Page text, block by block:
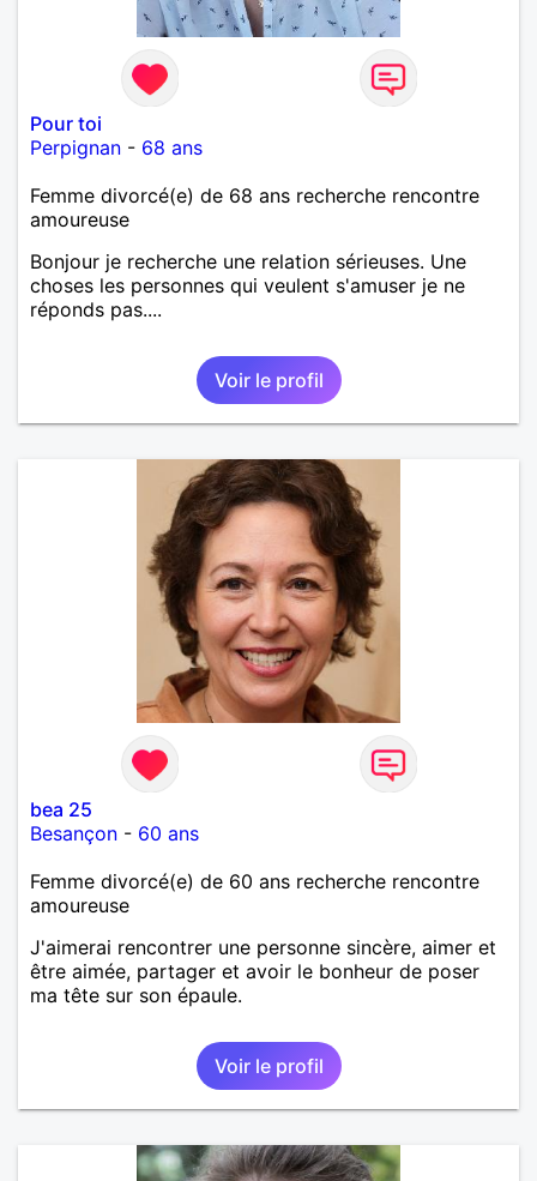
Pour toi
Perpignan - 68 ans
Femme divorcé(e) de 68 ans recherche rencontre
amoureuse
Bonjour je recherche une relation sérieuses. Une
choses les personnes qui veulent s'amuser je ne
réponds pas....
Voir le profil
bea 25
Besançon - 60 ans
Femme divorcé(e) de 60 ans recherche rencontre
amoureuse
J'aimerai rencontrer une personne sincère, aimer et
être aimée, partager et avoir le bonheur de poser
ma tête sur son épaule.
Voir le profil